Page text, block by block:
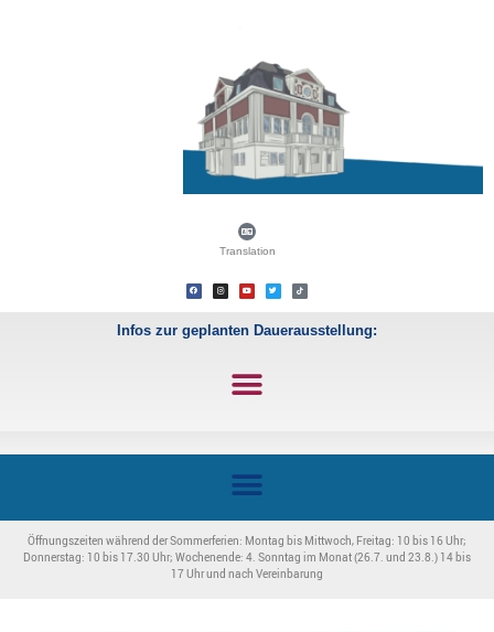
Translation
Infos zur geplanten Dauerausstellung:
Öffnungszeiten während der Sommerferien: Montag bis Mittwoch, Freitag: 10 bis 16 Uhr;
Donnerstag: 10 bis 17.30 Uhr; Wochenende: 4. Sonntag im Monat (26.7. und 23.8.) 14 bis
17 Uhr und nach Vereinbarung